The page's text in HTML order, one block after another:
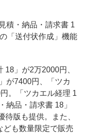
積・納品・請求書 1
「送付状作成」機能
」が2万2000円、
が7400円、「ツカ
。「ツカエル経理 1
納品・請求書 18」
版も提供。また、
ども数量限定で販売